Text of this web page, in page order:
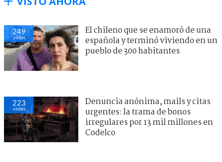
249
visitas
El chileno que se enamoró de una
española y terminó viviendo en un
pueblo de 300 habitantes
223
visitas
Denuncia anónima, mails y citas
urgentes: la trama de bonos
irregulares por 13 mil millones en
Codelco